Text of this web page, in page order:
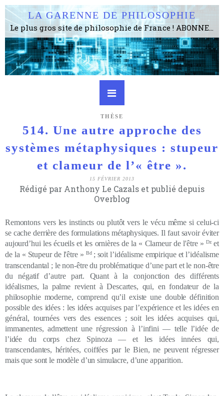
LA GARENNE DE PHILOSOPHIE
Le plus gros site de philosophie de France ! ABONNEZ-VOUS ! 4115 Articles, 1634 abonné·e·s, depuis 2006 . . . . . . . . 2 852 214 pages vues jusqu'à présent. Prestance et être apte à un plus grand nombre de choses.
THÈSE
514. Une autre approche des
systèmes métaphysiques : stupeur
et clameur de l’« être ».
15 FÉVRIER 2013
Rédigé par Anthony Le Cazals et publié depuis
Overblog
Remontons vers les instincts ou plutôt vers le vécu même si celui-ci
se cache derrière des formulations métaphysiques. Il faut savoir éviter
aujourd’hui les écueils et les ornières de la « Clameur de l'être »Dzet
de la « Stupeur de l'être » Bd ; soit l’idéalisme empirique et l’idéalisme
transcendantal ; le non-être du problématique d’une part et le non-être
du négatif d’autre part. Quant à la conjonction des différents
idéalismes, la palme revient à Descartes, qui, en fondateur de la
philosophie moderne, comprend qu’il existe une double définition
possible des idées : les idées acquises par l’expérience et les idées en
général, tournées vers des essences ; soit les idées acquises qui,
immanentes, admettent une régression à l’infini — telle l’idée de
l’idée du corps chez Spinoza — et les idées innées qui,
transcendantes, héritées, coiffées par le Bien, ne peuvent régresser
mais que sont le modèle d’un simulacre, d’une apparition.